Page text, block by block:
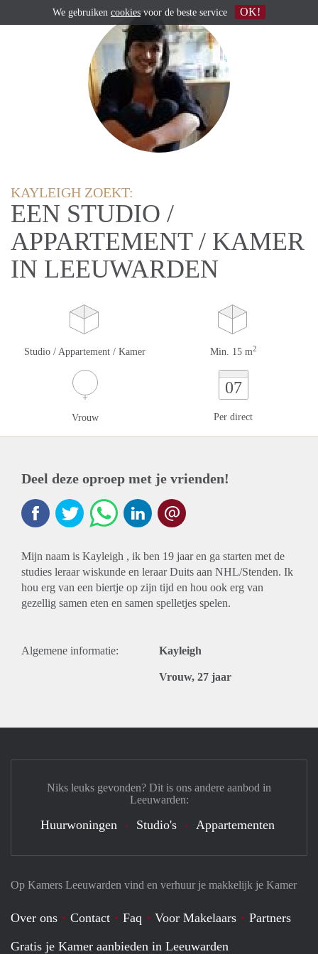
KAYLEIGH ZOEKT:
EEN STUDIO /
APPARTEMENT / KAMER
IN LEEUWARDEN
Studio / Appartement / Kamer Min. 15 m2
Vrouw
07
Per direct
Deel deze oproep met je vrienden!
Mijn naam is Kayleigh , ik ben 19 jaar en ga starten met de
studies leraar wiskunde en leraar Duits aan NHL/Stenden. Ik
hou erg van een biertje op zijn tijd en hou ook erg van
gezellig samen eten en samen spelletjes spelen.
Algemene informatie: Kayleigh
Vrouw, 27 jaar
Op Kamers Leeuwarden vind en verhuur je makkelijk je Kamer
Over ons Contact Faq Voor Makelaars
Partners
Gratis je Kamer aanbieden in Leeuwarden
Niks leuks gevonden? Dit is ons andere aanbod in
Leeuwarden:
Huurwoningen Studio's Appartementen
We gebruiken cookiesvoor de beste service OK!